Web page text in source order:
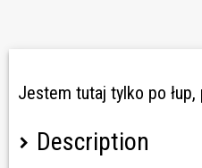
Jestem tutaj tylko po łup,
Description